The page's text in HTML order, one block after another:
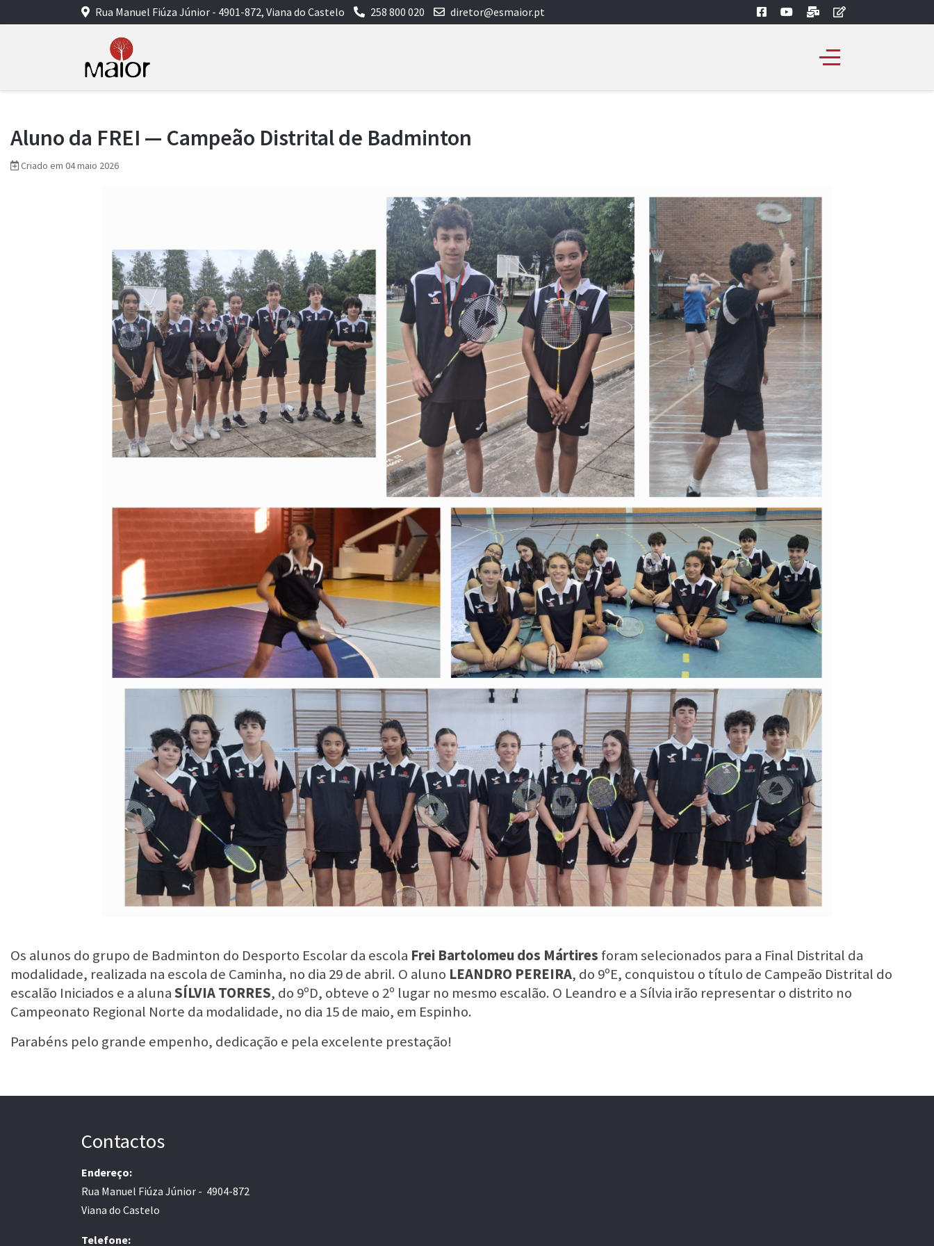
Rua Manuel Fiúza Júnior - 4901-872, Viana do Castelo 258 800 020 diretor@esmaior.pt
Aluno da FREI — Campeão Distrital de Badminton
Criado em 04 maio 2026
Os alunos do grupo de Badminton do Desporto Escolar da escola Frei Bartolomeu dos Mártires foram selecionados para a Final Distrital da
modalidade, realizada na escola de Caminha, no dia 29 de abril. O aluno LEANDRO PEREIRA, do 9ºE, conquistou o título de Campeão Distrital do
escalão Iniciados e a alunaSÍLVIA TORRES, do 9ºD, obteve o 2º lugar no mesmo escalão. O Leandro e a Sílvia irão representar o distrito no
Campeonato Regional Norte da modalidade, no dia 15 de maio, em Espinho.
Parabéns pelo grande empenho, dedicação e pela excelente prestação!
Contactos
Endereço:
Rua Manuel Fiúza Júnior - 4904-872
Viana do Castelo
Telefone: